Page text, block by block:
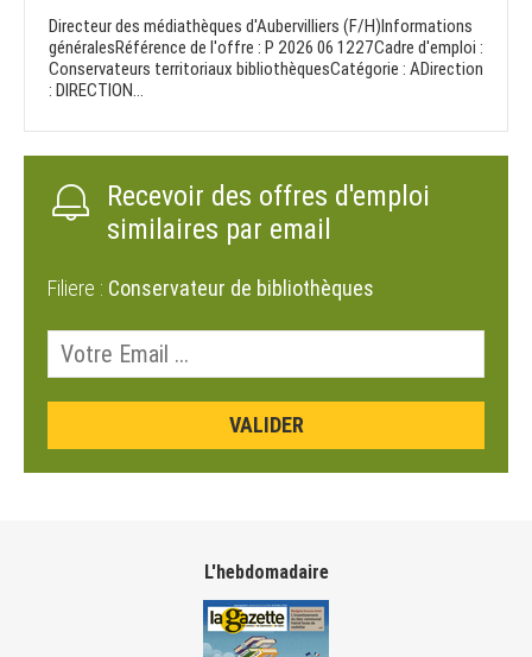
Directeur des médiathèques d'Aubervilliers (F/H)Informations
généralesRéférence de l'offre : P 2026 06 1227Cadre d'emploi :
Conservateurs territoriaux bibliothèquesCatégorie : ADirection
: DIRECTION...
Recevoir des offres d'emploi
similaires par email
Filiere : Conservateur de bibliothèques
L'hebdomadaire